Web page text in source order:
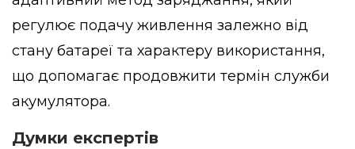
регулює подачу живлення залежно від
стану батареї та характеру використання,
що допомагає продовжити термін служби
акумулятора.
Думки експертів